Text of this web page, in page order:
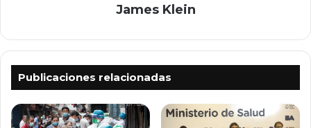
James Klein
Publicaciones relacionadas